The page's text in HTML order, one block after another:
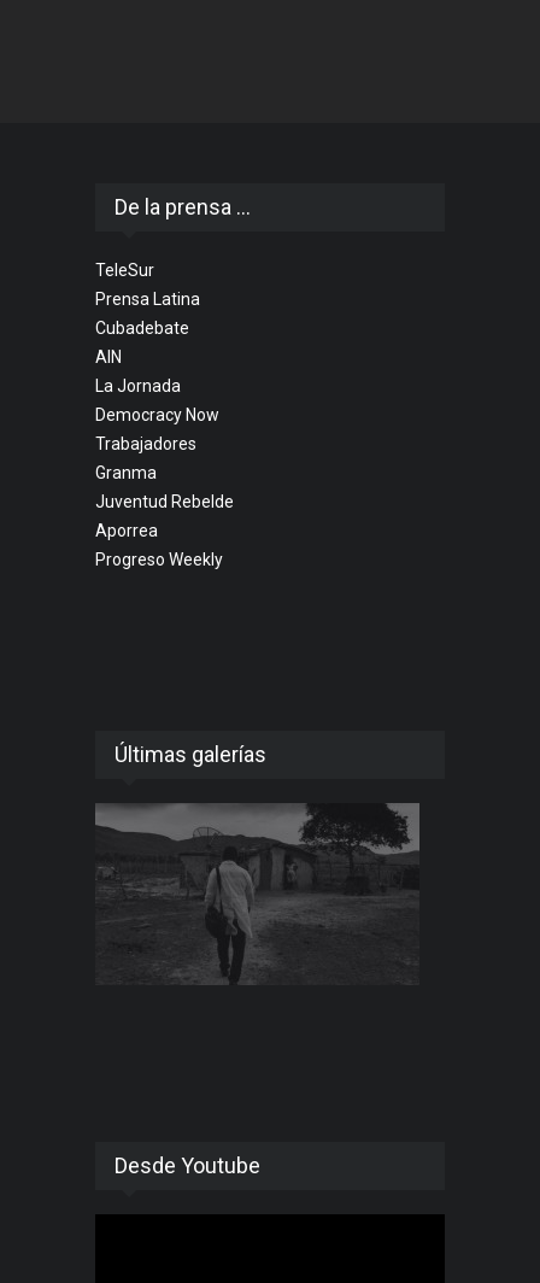
De la prensa ...
TeleSur
Prensa Latina
Cubadebate
AIN
La Jornada
Democracy Now
Trabajadores
Granma
Juventud Rebelde
Aporrea
Progreso Weekly
Últimas galerías
Desde Youtube